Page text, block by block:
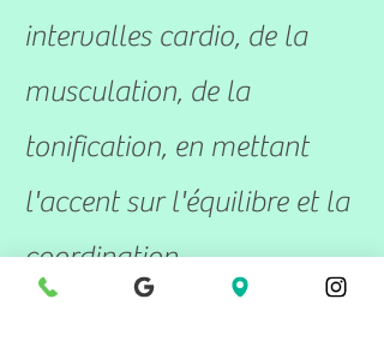
intervalles cardio, de la
musculation, de la
tonification, en mettant
l'accent sur l'équilibre et la
coordination.